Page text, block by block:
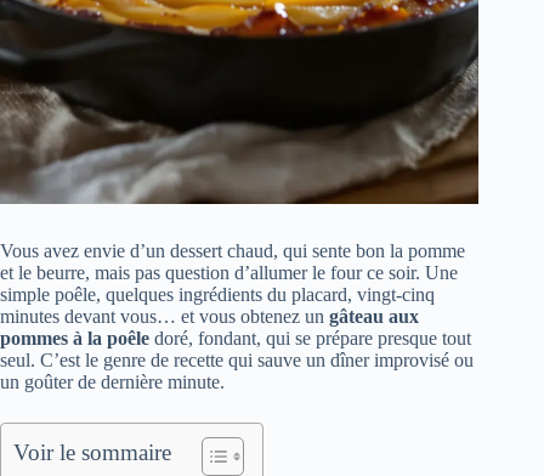
Vous avez envie d’un dessert chaud, qui sente bon la pomme
et le beurre, mais pas question d’allumer le four ce soir. Une
simple poêle, quelques ingrédients du placard, vingt-cinq
minutes devant vous… et vous obtenez un gâteau aux
pommes à la poêle doré, fondant, qui se prépare presque tout
seul. C’est le genre de recette qui sauve un dîner improvisé ou
un goûter de dernière minute.
Voir le sommaire